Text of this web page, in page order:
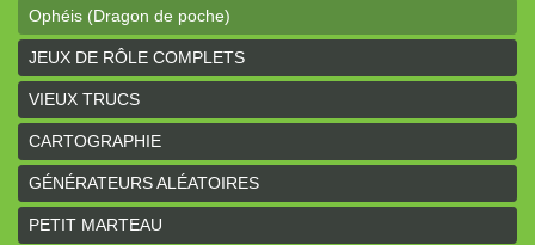
Ophéis (Dragon de poche)
L'anneau des Empereurs (Coeurs Vaillants)
Davy Jones (cartes)
Davy Jones (background)
Sur la route (Coeurs Vaillants)
Earthdawn (Coeurs Vaillants)
JEUX DE RÔLE COMPLETS
VIEUX TRUCS
CARTOGRAPHIE
GÉNÉRATEURS ALÉATOIRES
PETIT MARTEAU